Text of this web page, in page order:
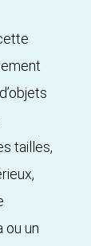
tailles,
ou un